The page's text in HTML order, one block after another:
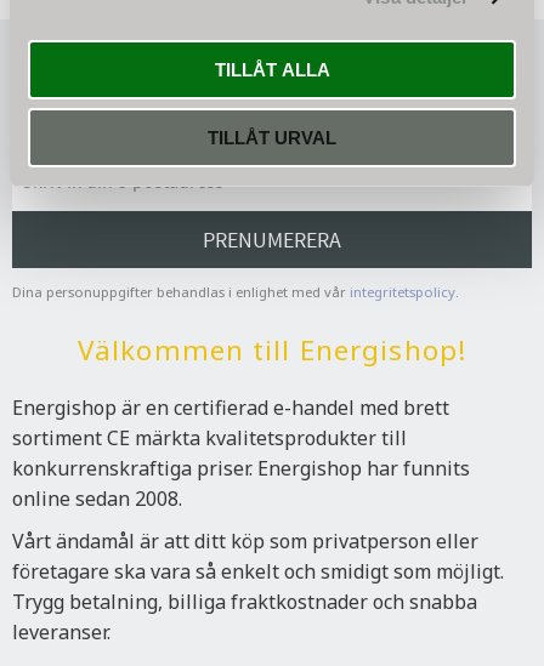
TILLÅT ALLA
TILLÅT URVAL
Nyhetsbrev
PRENUMERERA
Dina personuppgifter behandlas i enlighet med vår integritetspolicy.
Välkommen till Energishop!
Energishop är en certifierad e-handel med brett
sortiment CE märkta kvalitetsprodukter till
konkurrenskraftiga priser. Energishop har funnits
online sedan 2008.
Vårt ändamål är att ditt köp som privatperson eller
företagare ska vara så enkelt och smidigt som möjligt.
Trygg betalning, billiga fraktkostnader och snabba
leveranser.